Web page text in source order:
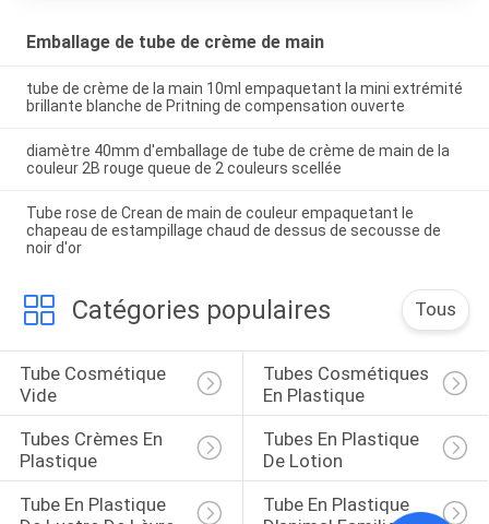
Emballage de tube de crème de main
tube de crème de la main 10ml empaquetant la mini extrémité
brillante blanche de Pritning de compensation ouverte
diamètre 40mm d'emballage de tube de crème de main de la
couleur 2B rouge queue de 2 couleurs scellée
Tube rose de Crean de main de couleur empaquetant le
chapeau de estampillage chaud de dessus de secousse de
noir d'or
Catégories populaires Tous
Tube Cosmétique
Vide
Tubes Cosmétiques
En Plastique
Tubes Crèmes En
Plastique
Tubes En Plastique
De Lotion
Tube En Plastique
Tube En Plastique